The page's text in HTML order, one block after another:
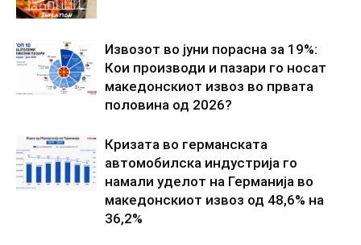
Извозот во јуни порасна за 19%:
Кои производи и пазари го носат
македонскиот извоз во првата
половина од 2026?
Кризата во германската
автомобилска индустрија го
намали уделот на Германија во
македонскиот извоз од 48,6% на
36,2%